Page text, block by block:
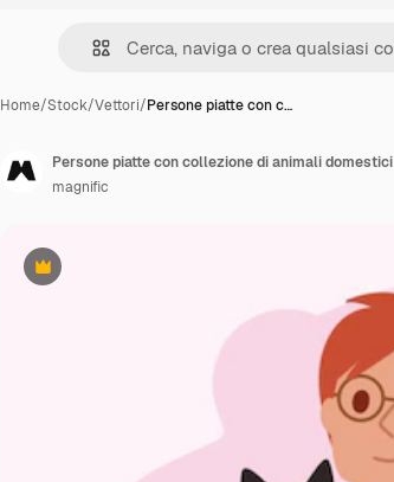
Home/Stock/Vettori/Persone piatte con c…
Premium
Persone piatte con collezione di animali domestici
magnific